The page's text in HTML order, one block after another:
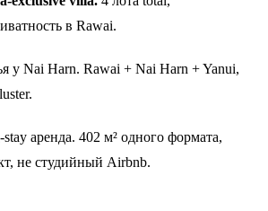
в Rawai.
у Nai Harn. Rawai + Nai Harn + Yanui,
аренда. 402 м² одного формата,
не студийный Airbnb.